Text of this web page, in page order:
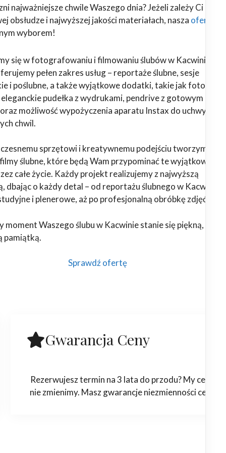
najważniejsze chwile Waszego dnia? Jeżeli zależy Ci na
obsłudze i najwyższej jakości materiałach, nasza oferta
wyborem!
się w fotografowaniu i filmowaniu ślubów w Kacwinie i
pełen zakres usług – reportaże ślubne, sesje
i poślubne, a także wyjątkowe dodatki, takie jak
pudełka z wydrukami, pendrive z gotowym
możliwość wypożyczenia aparatu Instax do uchwycenia
chwil.
sprzętowi i kreatywnemu podejściu tworzymy
ślubne, które będą Wam przypominać te wyjątkowe
całe życie. Każdy projekt realizujemy z najwyższą
dbając o każdy detal – od reportażu ślubnego w Kacwinie,
i plenerowe, aż po profesjonalną obróbkę zdjęć i
moment Waszego ślubu w Kacwinie stanie się piękną,
pamiątką.
Sprawdź ofertę
Gwarancja Ceny
Rezerwujesz termin na 3 lata do przodu? My ceny
nie zmienimy. Masz gwarancje niezmienności ceny